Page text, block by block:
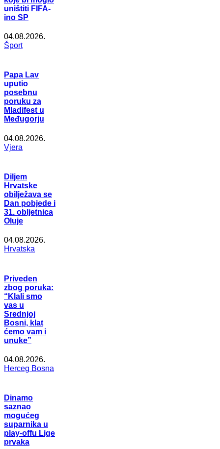
uništiti FIFA-
ino SP
04.08.2026.
Šport
Papa Lav
uputio
posebnu
poruku za
Mladifest u
Međugorju
04.08.2026.
Vjera
Diljem
Hrvatske
obilježava se
Dan pobjede i
31. obljetnica
Oluje
04.08.2026.
Hrvatska
Priveden
zbog poruka:
“Klali smo
vas u
Srednjoj
Bosni, klat
ćemo vam i
unuke”
04.08.2026.
Herceg Bosna
Dinamo
saznao
mogućeg
suparnika u
play-offu Lige
prvaka